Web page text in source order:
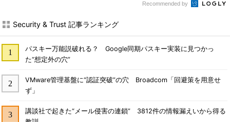
Recommended by
Security & Trust 記事ランキング
パスキー万能説破れる？ Google同期パスキー実装に見つかっ
た“想定外の穴”
VMware管理基盤に“認証突破”の穴 Broadcom「回避策を用意せ
ず」
講談社で起きた“メール侵害の連鎖” 3812件の情報漏えいから得る